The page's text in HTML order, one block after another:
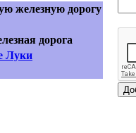
железную дорогу
дорога
Луки